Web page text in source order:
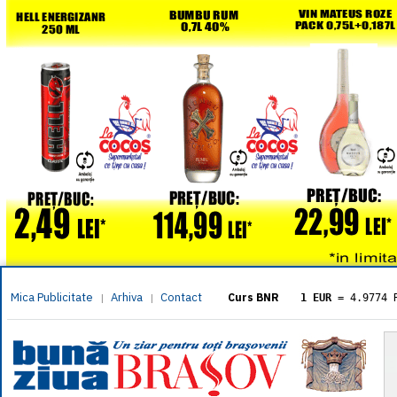
Mica Publicitate | Arhiva | Contact Curs BNR 1 EUR = 4.9774
= 5.8304
1 XAU= 464.4611
1 AED= 1.1933
1 AUD= 2.7957
1 BGN= 2.5449